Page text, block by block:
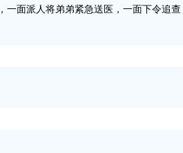
一面派人将弟弟紧急送医，一面下令追查